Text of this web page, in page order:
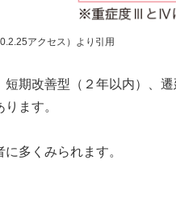
アクセス）より引用
期改善型（２年以内）、
ます。
多くみられます。